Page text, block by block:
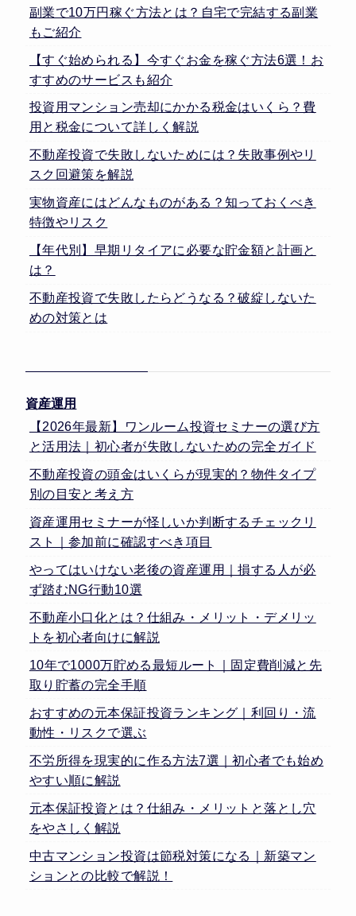
副業で10万円稼ぐ方法とは？自宅で完結する副業
もご紹介
【すぐ始められる】今すぐお金を稼ぐ方法6選！お
すすめのサービスも紹介
投資用マンション売却にかかる税金はいくら？費
用と税金について詳しく解説
不動産投資で失敗しないためには？失敗事例やリ
スク回避策を解説
実物資産にはどんなものがある？知っておくべき
特徴やリスク
【年代別】早期リタイアに必要な貯金額と計画と
は？
不動産投資で失敗したらどうなる？破綻しないた
めの対策とは
資産運用
【2026年最新】ワンルーム投資セミナーの選び方
と活用法｜初心者が失敗しないための完全ガイド
不動産投資の頭金はいくらが現実的？物件タイプ
別の目安と考え方
資産運用セミナーが怪しいか判断するチェックリ
スト｜参加前に確認すべき項目
やってはいけない老後の資産運用｜損する人が必
ず踏むNG行動10選
不動産小口化とは？仕組み・メリット・デメリッ
トを初心者向けに解説
10年で1000万貯める最短ルート｜固定費削減と先
取り貯蓄の完全手順
おすすめの元本保証投資ランキング｜利回り・流
動性・リスクで選ぶ
不労所得を現実的に作る方法7選｜初心者でも始め
やすい順に解説
元本保証投資とは？仕組み・メリットと落とし穴
をやさしく解説
中古マンション投資は節税対策になる｜新築マン
ションとの比較で解説！